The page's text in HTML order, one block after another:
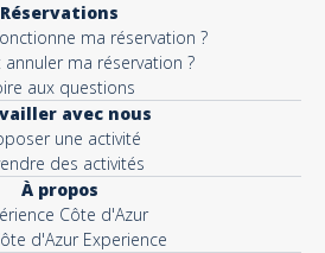
Réservations
ma réservation ?
ma réservation ?
aux questions
avec nous
une activité
des activités
À propos
Côte d'Azur
d'Azur Experience